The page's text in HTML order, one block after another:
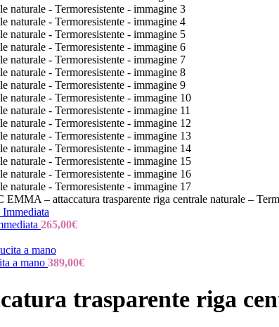
– attaccatura trasparente riga centrale naturale –
265,00€
a mano 389,00€
trasparente riga